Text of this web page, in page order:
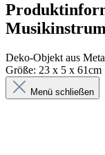
Deko-Objekt aus
Größe: 23 x 5 x 61cm
Menü schließen